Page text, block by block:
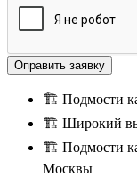
🏗 Подмости
🏗 Широкий
🏗 Подмости
Москвы